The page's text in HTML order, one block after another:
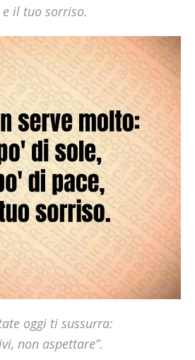
e il tuo sorriso.
oggi ti sussurra:
non aspettare”.